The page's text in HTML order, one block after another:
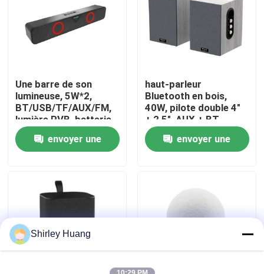
À propos de nous
Visite de l'usine
Contrôle de la qualité
Nous contacter
Les affaires
Demandez un devis
Clavier et souris d'ordinateur de câble
Une barre de son
lumineuse, 5W*2,
BT/USB/TF/AUX/FM,
lumière RVB, batterie
de 1200 mAh
envoyer une
haut-parleur
Bluetooth en bois,
40W, pilote double 4"
+ 2,5", AUX + BT,
60Hz-18kHz,
noir/blanc/brun
envoyer une
Shirley Huang